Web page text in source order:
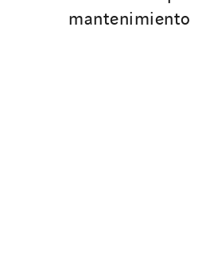
mantenimiento